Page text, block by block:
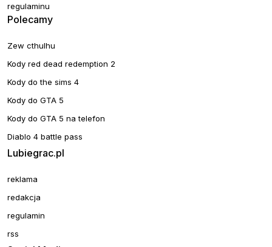
regulaminu
Polecamy
Zew cthulhu
Kody red dead redemption 2
Kody do the sims 4
Kody do GTA 5
Kody do GTA 5 na telefon
Diablo 4 battle pass
Lubiegrac.pl
reklama
redakcja
regulamin
rss